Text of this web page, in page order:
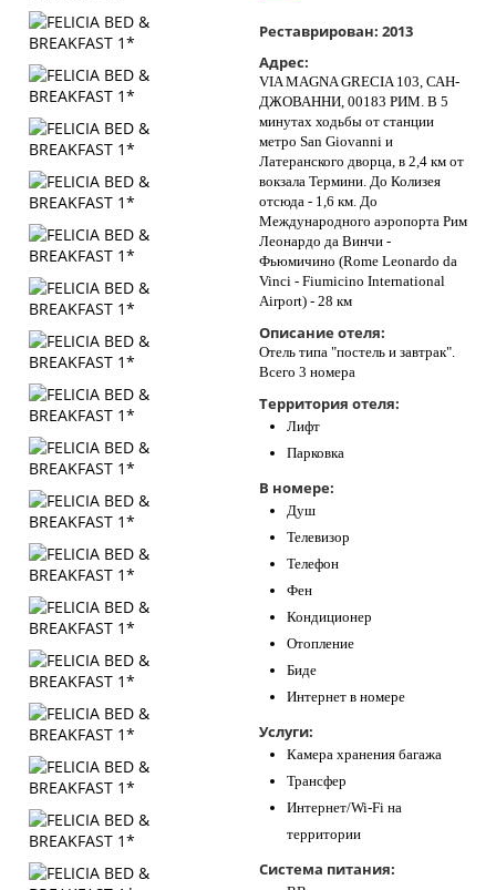
Реставрирован: 2013
Адрес:
VIA MAGNA GRECIA 103, САН-
ДЖОВАННИ, 00183 РИМ. В 5
минутах ходьбы от станции
метро San Giovanni и
Латеранского дворца, в 2,4 км от
вокзала Термини. До Колизея
отсюда - 1,6 км. До
Международного аэропорта Рим
Леонардо да Винчи -
Фьюмичино (Rome Leonardo da
Vinci - Fiumicino International
Airport) - 28 км
Описание отеля:
Отель типа "постель и завтрак".
Всего 3 номера
Территория отеля:
Лифт
Парковка
В номере:
Душ
Телевизор
Телефон
Фен
Кондиционер
Отопление
Биде
Интернет в номере
Услуги:
Камера хранения багажа
Трансфер
Интернет/Wi-Fi на
территории
Система питания: